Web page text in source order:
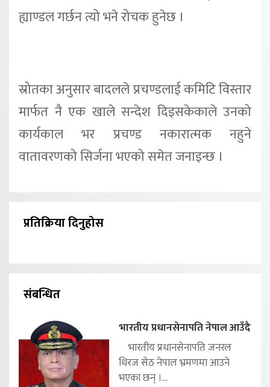
ह्याण्डल गर्छन त्यो भने रोचक हुनेछ ।
स्रोतका अनुसार बादलले प्रचण्डलाई कमिटि विस्तार
मार्फत नै एक खाले सन्देश दिइसकेकाले उनको
कार्यकाल भर प्रचण्ड नकारात्मक नहुने
वातावरणको सिर्जना भएको समेत जनाइन्छ ।
प्रतिक्रिया दिनुहोस
संबन्धित
भारतीय प्रधानसेनापति नेपाल आउँदै
भारतीय प्रधानसेनापति जनरल
धिरज सेठ नेपाल भ्रमणमा आउने
भएका छन् ।...